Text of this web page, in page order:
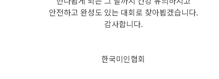
안전하고 완성도 있는 대회로 찾아뵙겠습니다.
감사합니다.
한국미인협회